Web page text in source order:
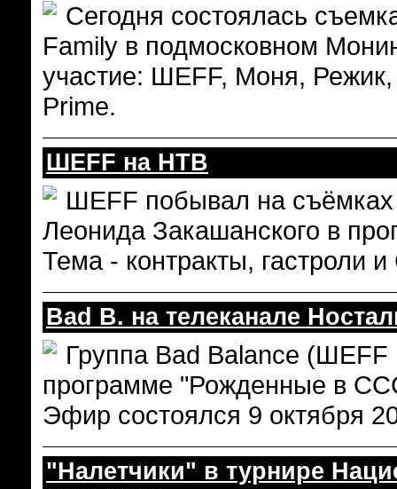
Сегодня состоялась
Family в подмосковном
участие: ШЕFF, Моня,
Prime.
ШЕFF на НТВ
ШЕFF побывал на
Леонида Закашанского в
Тема - контракты, гастроли
Bad B. на телеканале
Группа Bad Balance (ШЕFF
программе "Рожденные в
Эфир состоялся 9 октября
"Налетчики" в турнире